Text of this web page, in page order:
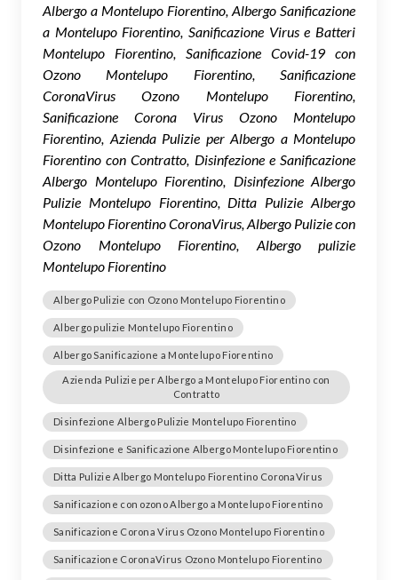
Albergo a Montelupo Fiorentino, Albergo Sanificazione
a Montelupo Fiorentino, Sanificazione Virus e Batteri
Montelupo Fiorentino, Sanificazione Covid-19 con
Ozono Montelupo Fiorentino, Sanificazione
CoronaVirus Ozono Montelupo Fiorentino,
Sanificazione Corona Virus Ozono Montelupo
Fiorentino, Azienda Pulizie per Albergo a Montelupo
Fiorentino con Contratto, Disinfezione e Sanificazione
Albergo Montelupo Fiorentino, Disinfezione Albergo
Pulizie Montelupo Fiorentino, Ditta Pulizie Albergo
Montelupo Fiorentino CoronaVirus, Albergo Pulizie con
Ozono Montelupo Fiorentino, Albergo pulizie
Montelupo Fiorentino
Albergo Pulizie con Ozono Montelupo Fiorentino
Albergo pulizie Montelupo Fiorentino
Albergo Sanificazione a Montelupo Fiorentino
Azienda Pulizie per Albergo a Montelupo Fiorentino con
Contratto
Disinfezione Albergo Pulizie Montelupo Fiorentino
Disinfezione e Sanificazione Albergo Montelupo Fiorentino
Ditta Pulizie Albergo Montelupo Fiorentino CoronaVirus
Sanificazione con ozono Albergo a Montelupo Fiorentino
Sanificazione Corona Virus Ozono Montelupo Fiorentino
Sanificazione CoronaVirus Ozono Montelupo Fiorentino